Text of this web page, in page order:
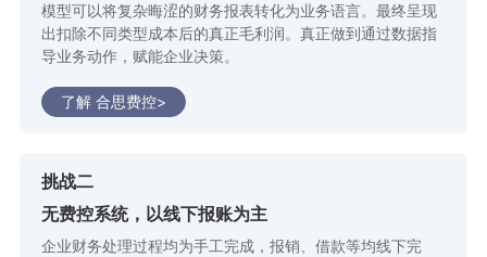
模型可以将复杂晦涩的财务报表转化为业务语言。最终呈现
出扣除不同类型成本后的真正毛利润。真正做到通过数据指
导业务动作，赋能企业决策。
了解 合思费控>
挑战二
无费控系统，以线下报账为主
企业财务处理过程均为手工完成，报销、借款等均线下完